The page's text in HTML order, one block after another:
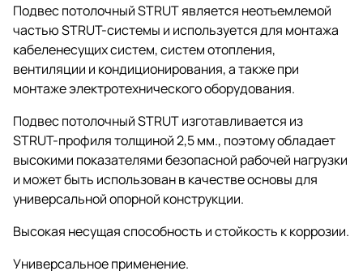
Подвес потолочный STRUT является неотъемлемой
частью STRUT-системы и используется для монтажа
кабеленесущих систем, систем отопления,
вентиляции и кондиционирования, а также при
монтаже электротехнического оборудования.
Подвес потолочный STRUT изготавливается из
STRUT-профиля толщиной 2,5 мм., поэтому обладает
высокими показателями безопасной рабочей нагрузки
и может быть использован в качестве основы для
универсальной опорной конструкции.
Высокая несущая способность и стойкость к коррозии.
Универсальное применение.